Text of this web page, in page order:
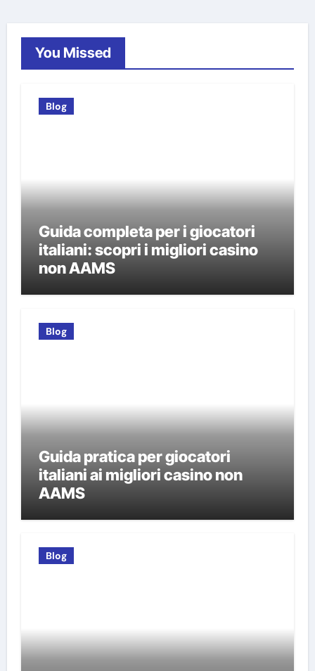
You Missed
Blog
Guida completa per i giocatori
italiani: scopri i migliori casino
non AAMS
Blog
Guida pratica per giocatori
italiani ai migliori casino non
AAMS
Blog